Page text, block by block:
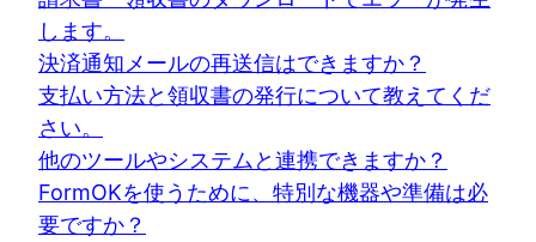
します。
決済通知メールの再送信はできますか？
支払い方法と領収書の発行について教えてくだ
さい。
他のツールやシステムと連携できますか？
FormOKを使うために、特別な機器や準備は必
要ですか？